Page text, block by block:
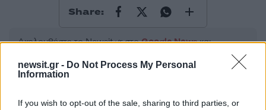
newsit.gr - Do Not Process My Personal
Information
If you wish to opt-out of the sale, sharing to third parties, or
Share:
Ακολουθήστε το Νewsit.gr στοGoogle Newsκαι
ενημερωθείτε πρώτοι για όλη την ειδησεογραφία και τα
τελευταία νέατης ημέρας